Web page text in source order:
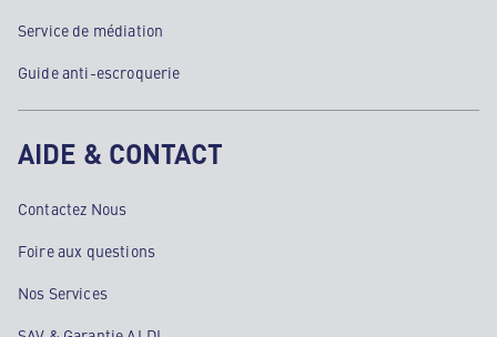
Service de médiation
Guide anti-escroquerie
AIDE & CONTACT
Contactez Nous
Foire aux questions
Nos Services